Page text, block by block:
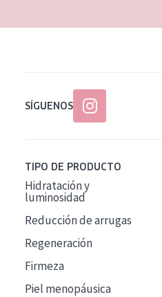
Todas las edades
SÍGUENOS
TIPO DE PRODUCTO
Hidratación y
luminosidad
Reducción de arrugas
Regeneración
Firmeza
Piel menopáusica